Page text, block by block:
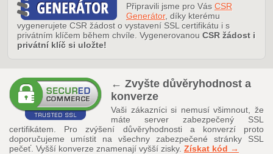
Připravili jsme pro Vás CSR
Generátor, díky kterému
vygenerujete CSR žádost o vystavení SSL certifikátu i s
privátním klíčem během chvíle. Vygenerovanou CSR žádost i
privátní klíč si uložte!
← Zvyšte důvěryhodnost a
konverze
Vaši zákazníci si nemusí všimnout, že
máte server zabezpečený SSL
certifikátem. Pro zvýšení důvěryhodnosti a konverzí proto
doporučujeme umístit na všechny zabezpečené stránky SSL
pečeť. Vyšší konverze znamenají vyšší zisky. Získat kód →